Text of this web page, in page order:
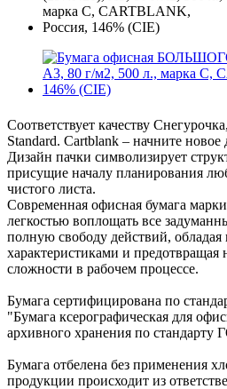
Соответствует качеству
Standard. Cartblank – начните новое
Дизайн пачки символизирует
присущие началу планирования
чистого листа.
Современная офисная бумага
легкостью воплощать все
полную свободу действий,
характеристиками и предотвращая
сложности в рабочем процессе.
Бумага сертифицирована по
"Бумага ксерографическая для
архивного хранения по
Бумага отбелена без применения
продукции происходит из